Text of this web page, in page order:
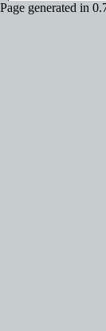
Page generated in